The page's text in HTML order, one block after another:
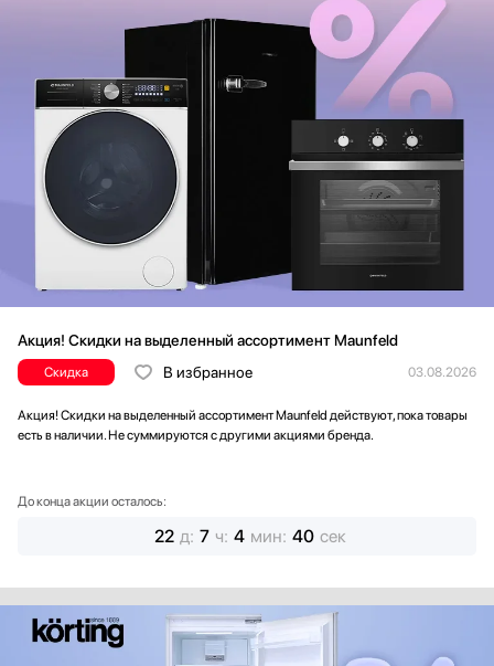
Акция! Скидки на выделенный ассортимент Maunfeld
Скидка В избранное 03.08.2026
Акция! Скидки на выделенный ассортимент Maunfeld действуют, пока товары
есть в наличии. Не суммируются с другими акциями бренда.
До конца акции осталось:
22 д: 7 ч: 4 мин: 38 сек